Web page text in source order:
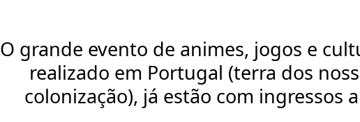
O grande evento de animes, jogos e
realizado em Portugal (terra dos
colonização), já estão com ingressos